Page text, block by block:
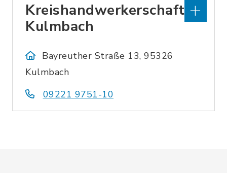
Kreishandwerkerschaft
Kulmbach
Bayreuther Straße 13, 95326
Kulmbach
09221 9751-10